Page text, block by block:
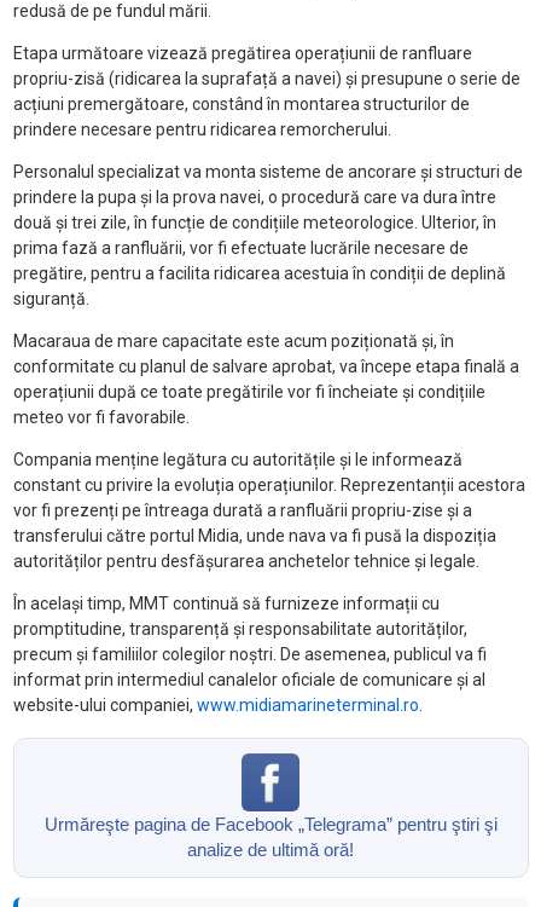
redusă de pe fundul mării.
Etapa următoare vizează pregătirea operațiunii de ranfluare
propriu-zisă (ridicarea la suprafață a navei) și presupune o serie de
acțiuni premergătoare, constând în montarea structurilor de
prindere necesare pentru ridicarea remorcherului.
Personalul specializat va monta sisteme de ancorare și structuri de
prindere la pupa și la prova navei, o procedură care va dura între
două și trei zile, în funcție de condițiile meteorologice. Ulterior, în
prima fază a ranfluării, vor fi efectuate lucrările necesare de
pregătire, pentru a facilita ridicarea acestuia în condiții de deplină
siguranță.
Macaraua de mare capacitate este acum poziționată și, în
conformitate cu planul de salvare aprobat, va începe etapa finală a
operațiunii după ce toate pregătirile vor fi încheiate și condițiile
meteo vor fi favorabile.
Compania menține legătura cu autoritățile și le informează
constant cu privire la evoluția operațiunilor. Reprezentanții acestora
vor fi prezenți pe întreaga durată a ranfluării propriu-zise și a
transferului către portul Midia, unde nava va fi pusă la dispoziția
autorităților pentru desfășurarea anchetelor tehnice și legale.
În același timp, MMT continuă să furnizeze informații cu
promptitudine, transparență și responsabilitate autorităților,
precum și familiilor colegilor noștri. De asemenea, publicul va fi
informat prin intermediul canalelor oficiale de comunicare și al
website-ului companiei, www.midiamarineterminal.ro
Urmăreşte pagina de Facebook „Telegrama” pentru ştiri şi
analize de ultimă oră!